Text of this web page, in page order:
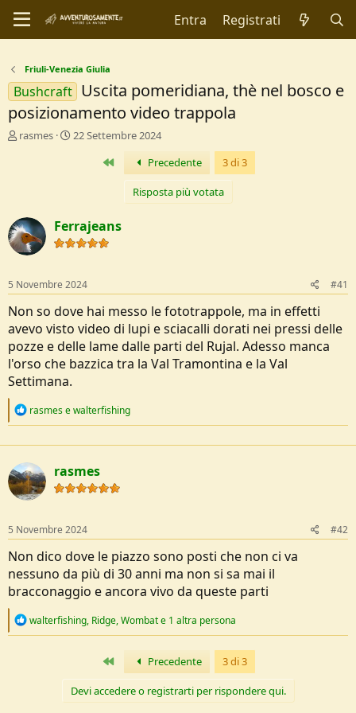
Entra Registrati
Friuli-Venezia Giulia
Bushcraft Uscita pomeridiana, thè nel bosco e
posizionamento video trappola
C
r
e
D
s
c
u
s
s
i
o
n
rasmes
D
I
n
i
i
o
22 Settembre 2024
Primo Precedente 3 di 3
Risposta più votata
Ferrajeans
5 Novembre 2024 #41
Non so dove hai messo le fototrappole, ma in effetti
avevo visto video di lupi e sciacalli dorati nei pressi delle
pozze e delle lame dalle parti del Rujal. Adesso manca
l'orso che bazzica tra la Val Tramontina e la Val
Settimana.
R
c
i
o
n
rasmesewalterfishing
rasmes
5 Novembre 2024 #42
Non dico dove le piazzo sono posti che non ci va
nessuno da più di 30 anni ma non si sa mai il
bracconaggio e ancora vivo da queste parti
R
walterfishing, Ridge,Wombate 1 altra persona
Primo Precedente 3 di 3
Devi accedere o registrarti per rispondere qui.